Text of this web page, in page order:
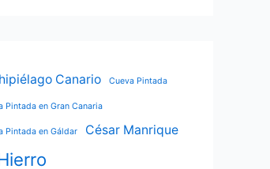
Canario Cueva Pintada
Pintada en Gran Canaria
Pintada en Gáldar César Manrique